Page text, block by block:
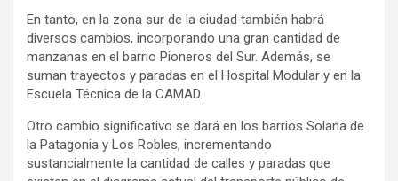
En tanto, en la zona sur de la ciudad también habrá
diversos cambios, incorporando una gran cantidad de
manzanas en el barrio Pioneros del Sur. Además, se
suman trayectos y paradas en el Hospital Modular y en la
Escuela Técnica de la CAMAD.
Otro cambio significativo se dará en los barrios Solana de
la Patagonia y Los Robles, incrementando
sustancialmente la cantidad de calles y paradas que